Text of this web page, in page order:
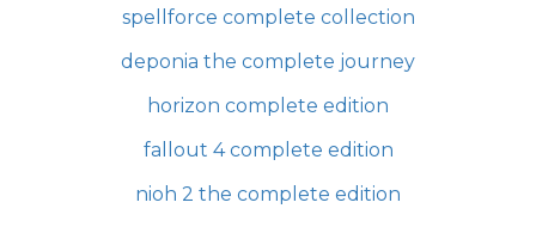
spellforce complete collection
deponia the complete journey
horizon complete edition
fallout 4 complete edition
nioh 2 the complete edition